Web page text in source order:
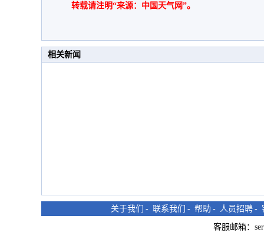
转载请注明“来源：中国天气网”。
相关新闻
关于我们 - 联系我们 - 帮助 - 人员招聘 -
客服邮箱：